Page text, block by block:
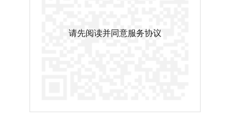
请先阅读并同意服务协议